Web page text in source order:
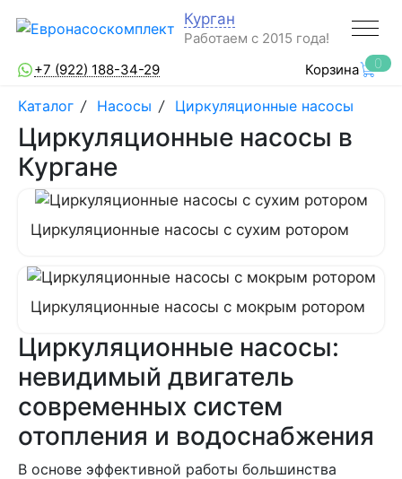
Курган
Работаем с 2015 года!
+7 (922) 188-34-29
Корзина 0
Каталог / Насосы / Циркуляционные насосы
Циркуляционные насосы в
Кургане
Циркуляционные насосы с сухим ротором
Циркуляционные насосы с мокрым ротором
Циркуляционные насосы:
невидимый двигатель
современных систем
отопления и водоснабжения
В основе эффективной работы большинства